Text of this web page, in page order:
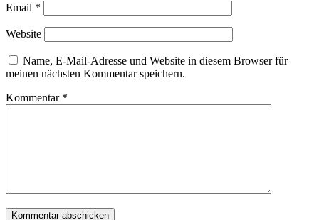
Email *
Website
Name, E-Mail-Adresse und Website in diesem Browser für
meinen nächsten Kommentar speichern.
Kommentar *